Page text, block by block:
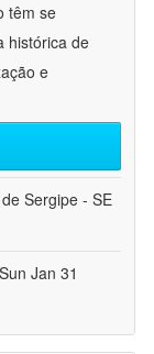
têm se
histórica de
e
Sergipe - SE
Jan 31